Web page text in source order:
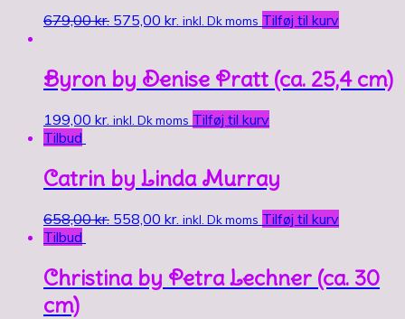
679,00kr. 575,00 kr. inkl. Dk moms Tilføj til kurv
Byron by Denise Pratt (ca. 25,4 cm)
199,00 kr. inkl. Dk moms Tilføj til kurv
Tilbud
Catrin by Linda Murray
658,00kr. 558,00 kr. inkl. Dk moms Tilføj til kurv
Tilbud
Christina by Petra Lechner (ca. 30
cm)